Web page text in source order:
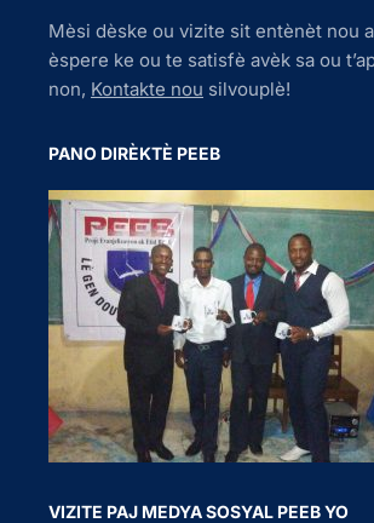
Mèsi dèske ou vizite sit entènèt nou
èspere ke ou te satisfè avèk sa ou
non, Kontakte nou silvouplè!
PANO DIRÈKTÈ PEEB
VIZITE PAJ MEDYA SOSYAL PEEB YO